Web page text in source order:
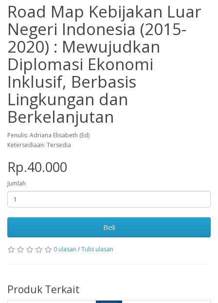
Road Map Kebijakan Luar
Negeri Indonesia (2015-
2020) : Mewujudkan
Diplomasi Ekonomi
Inklusif, Berbasis
Lingkungan dan
Berkelanjutan
Penulis: Adriana Elisabeth (Ed)
Ketersediaan: Tersedia
Rp.40.000
Jumlah
Beli
0 ulasan /Tulis ulasan
Produk Terkait